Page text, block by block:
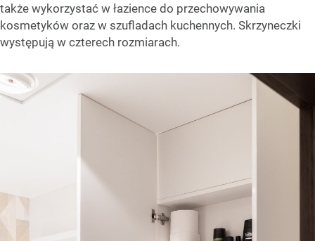
także wykorzystać w łazience do przechowywania
kosmetyków oraz w szufladach kuchennych. Skrzyneczki
występują w czterech rozmiarach.